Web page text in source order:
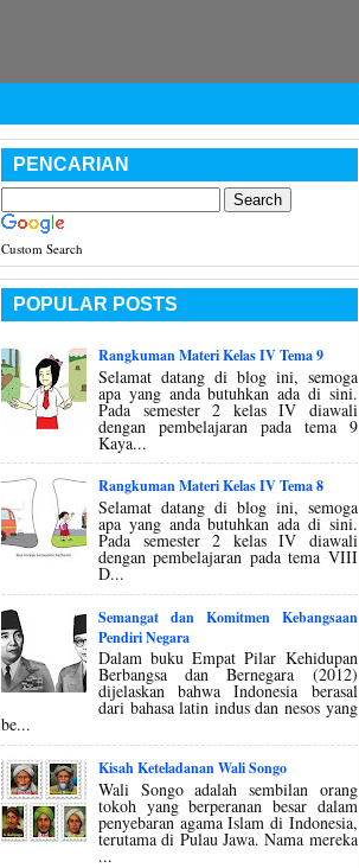
PENCARIAN
Custom Search
POPULAR POSTS
Rangkuman Materi Kelas IV Tema 9
Selamat datang di blog ini, semoga
apa yang anda butuhkan ada di sini.
Pada semester 2 kelas IV diawali
dengan pembelajaran pada tema 9
Kaya...
Rangkuman Materi Kelas IV Tema 8
Selamat datang di blog ini, semoga
apa yang anda butuhkan ada di sini.
Pada semester 2 kelas IV diawali
dengan pembelajaran pada tema VIII
D...
Semangat dan Komitmen Kebangsaan
Pendiri Negara
Dalam buku Empat Pilar Kehidupan
Berbangsa dan Bernegara (2012)
dijelaskan bahwa Indonesia berasal
dari bahasa latin indus dan nesos yang
be...
Kisah Keteladanan Wali Songo
Wali Songo adalah sembilan orang
tokoh yang berperanan besar dalam
penyebaran agama Islam di Indonesia,
terutama di Pulau Jawa. Nama mereka
...